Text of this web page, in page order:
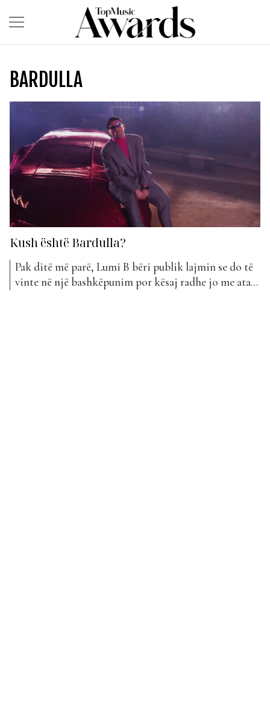
BARDULLA
Kush është Bardulla?
Pak ditë më parë, Lumi B bëri publik lajmin se do të
vinte në një bashkëpunim por kësaj radhe jo me ata